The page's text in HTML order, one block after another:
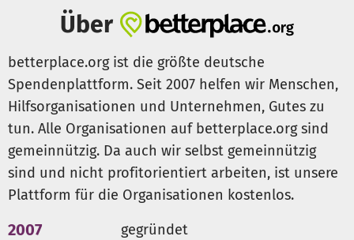
Zahnarztbesuch, eine Brille, Solarlampen, ein eigenes
Business oder einmal im Leben einen Geburtstagskuchen.
Unterschied machen...
Wir brauchen DICH!
1) Unterstütze unsere Herzensprojekte finanziell
...make hope happen!
Über
betterplace.org ist die größte deutsche
Spendenplattform. Seit 2007 helfen wir Menschen,
Hilfsorganisationen und Unternehmen, Gutes zu
tun. Alle Organisationen auf betterplace.org sind
gemeinnützig. Da auch wir selbst gemeinnützig
sind und nicht profitorientiert arbeiten, ist unsere
Plattform für die Organisationen kostenlos.
2007 gegründet